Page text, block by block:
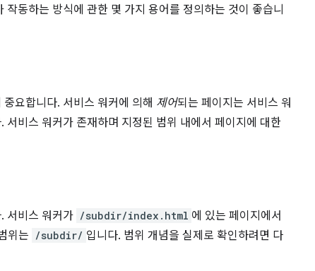
동하는 방식에 관한 몇 가지 용어를 정의하는 것이 좋습니
요합니다. 서비스 워커에 의해 제어되는 페이지는 서비스 워
서비스 워커가 존재하며 지정된 범위 내에서 페이지에 대한
서비스 워커가 /subdir/index.html 에 있는 페이지에서
위는 /subdir/ 입니다. 범위 개념을 실제로 확인하려면 다